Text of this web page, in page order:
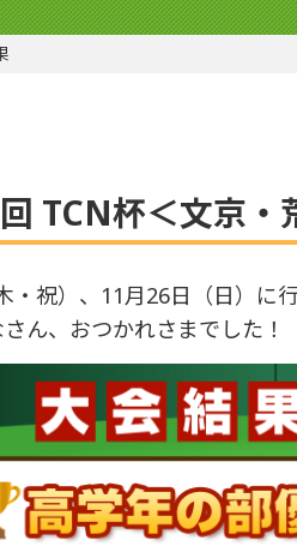
回 TCN杯＜文京
・祝）、11月26日（日）
ん、おつかれさまでした！